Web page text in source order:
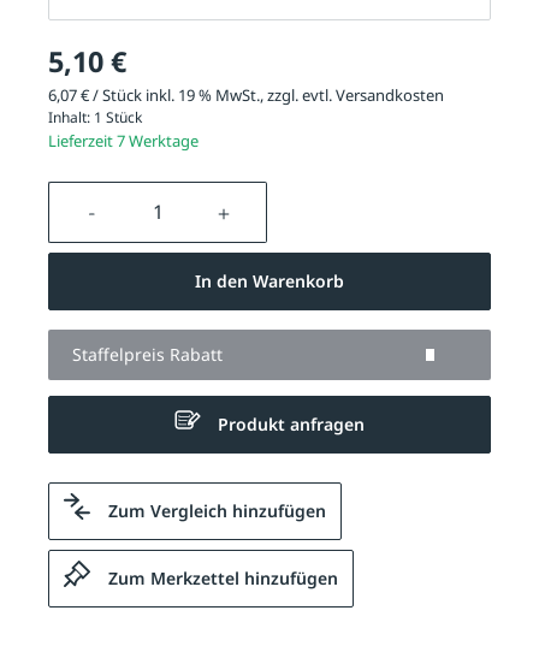
5,10 €
6,07 € / Stück inkl. 19 % MwSt., zzgl. evtl.Versandkosten
Inhalt: 1 Stück
Lieferzeit 7 Werktage
Produkt Anzahl: Gib den
In den Warenkorb
Staffelpreis Rabatt
Produkt anfragen
Zum Vergleich hinzufügen
Zum Merkzettel hinzufügen